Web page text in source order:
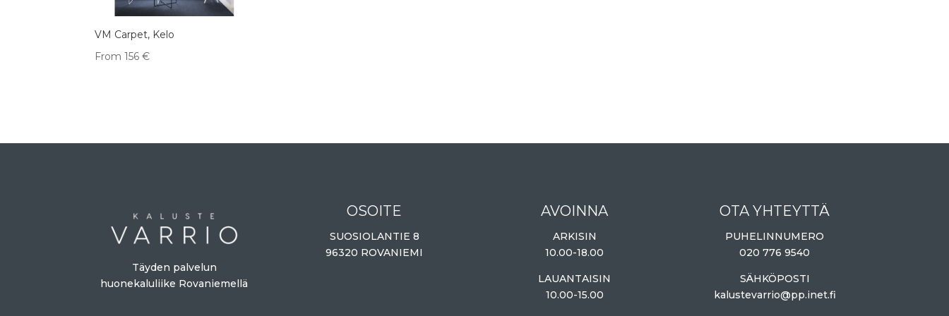
VM Carpet, Kelo
From 156€
Täyden palvelun
huonekaluliike Rovaniemellä
OSOITE
SUOSIOLANTIE 8
96320 ROVANIEMI
AVOINNA
ARKISIN
10.00-18.00
LAUANTAISIN
10.00-15.00
OTA YHTEYTTÄ
PUHELINNUMERO
020 776 9540
SÄHKÖPOSTI
kalustevarrio@pp.inet.fi